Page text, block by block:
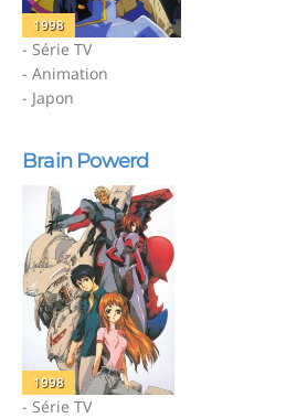
1998
- Série TV
- Animation
- Japon
Brain Powerd
1998
- Série TV